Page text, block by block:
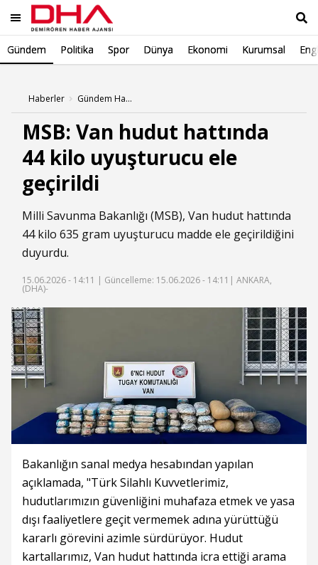
Gündem Politika Spor Dünya Ekonomi Kurumsal
Haberler Gündem Haberleri
MSB: Van hudut hattında
44 kilo uyuşturucu ele
geçirildi
Milli Savunma Bakanlığı (MSB), Van hudut hattında
44 kilo 635 gram uyuşturucu madde ele geçirildiğini
duyurdu.
15.06.2026 - 14:11 | Güncelleme: 15.06.2026 - 14:11 | ANKARA,
(DHA)-
Bakanlığın sanal medya hesabından yapılan
açıklamada, "Türk Silahlı Kuvvetlerimiz,
hudutlarımızın güvenliğini muhafaza etmek ve yasa
dışı faaliyetlere geçit vermemek adına yürüttüğü
kararlı görevini azimle sürdürüyor. Hudut
kartallarımız, Van hudut hattında icra ettiği arama